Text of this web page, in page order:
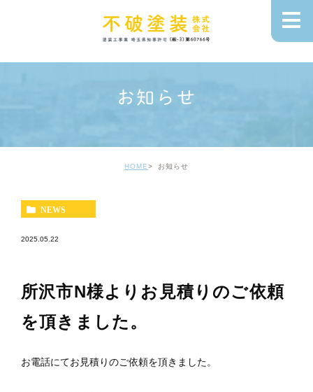
お知らせ
HOME お知らせ
NEWS
2025.05.22
所沢市N様よりお見積りのご依頼
を頂きました。
お電話にてお見積りのご依頼を頂きました。